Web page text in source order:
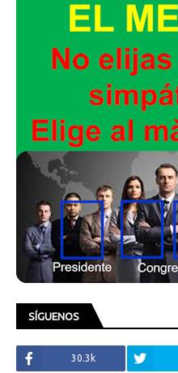
SÍGUENOS
30.3k